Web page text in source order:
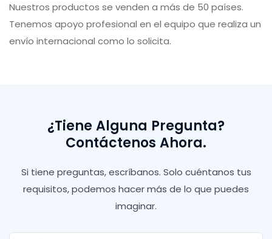
Nuestros productos se venden a más de 50 países.
Tenemos apoyo profesional en el equipo que realiza un
envío internacional como lo solicita.
¿Tiene Alguna Pregunta?
Contáctenos Ahora.
Si tiene preguntas, escríbanos. Solo cuéntanos tus
requisitos, podemos hacer más de lo que puedes
imaginar.